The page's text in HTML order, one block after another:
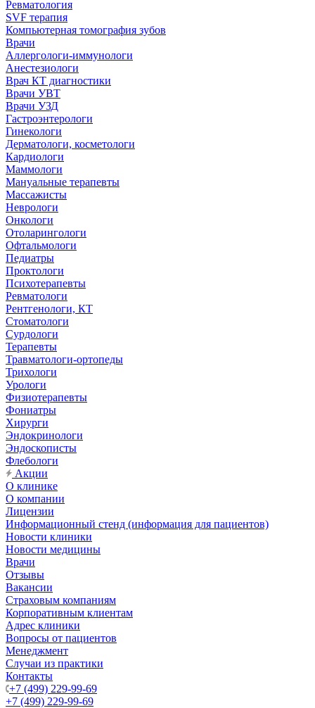
Ревматология
SVF терапия
Компьютерная томография зубов
Врачи
Аллергологи-иммунологи
Анестезиологи
Врач КТ диагностики
Врачи УВТ
Врачи УЗД
Гастроэнтерологи
Гинекологи
Дерматологи, косметологи
Кардиологи
Маммологи
Мануальные терапевты
Массажисты
Неврологи
Онкологи
Отоларингологи
Офтальмологи
Педиатры
Проктологи
Психотерапевты
Ревматологи
Рентгенологи, КТ
Стоматологи
Сурдологи
Терапевты
Травматологи-ортопеды
Трихологи
Урологи
Физиотерапевты
Фониатры
Хирурги
Эндокринологи
Эндоскописты
Флебологи
Акции
О клинике
О компании
Лицензии
Информационный стенд (информация для пациентов)
Новости клиники
Новости медицины
Врачи
Отзывы
Вакансии
Страховым компаниям
Корпоративным клиентам
Адрес клиники
Вопросы от пациентов
Менеджмент
Случаи из практики
Контакты
+7 (499) 229-99-69
+7 (499) 229-99-69